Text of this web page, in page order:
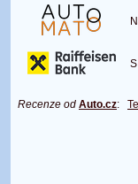
Recenze od Auto.cz: